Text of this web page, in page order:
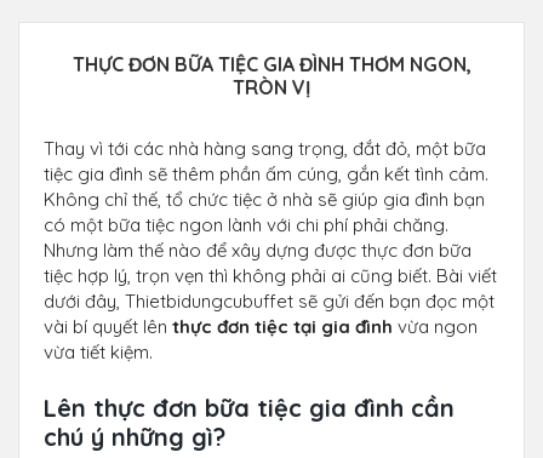
THỰC ĐƠN BỮA TIỆC GIA ĐÌNH THƠM NGON,
TRÒN VỊ
Thay vì tới các nhà hàng sang trọng, đắt đỏ, một bữa
tiệc gia đình sẽ thêm phần ấm cúng, gắn kết tình cảm.
Không chỉ thế, tổ chức tiệc ở nhà sẽ giúp gia đình bạn
có một bữa tiệc ngon lành với chi phí phải chăng.
Nhưng làm thế nào để xây dựng được thực đơn bữa
tiệc hợp lý, trọn vẹn thì không phải ai cũng biết. Bài viết
dưới đây, Thietbidungcubuffet sẽ gửi đến bạn đọc một
vài bí quyết lên thực đơn tiệc tại gia đình vừa ngon
vừa tiết kiệm.
Lên thực đơn bữa tiệc gia đình cần
chú ý những gì?